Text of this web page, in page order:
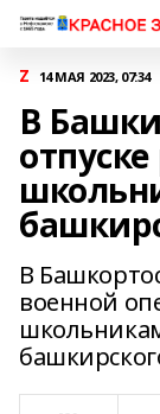
Z 14 МАЯ 2023, 07:34
В
В
военной